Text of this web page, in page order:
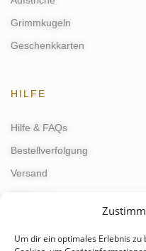
Um dir ein optimales Erlebnis
Grimmkugeln
Geschenkkarten
HILFE
Hilfe & FAQs
Bestellverfolgung
Versand
KONTAKT